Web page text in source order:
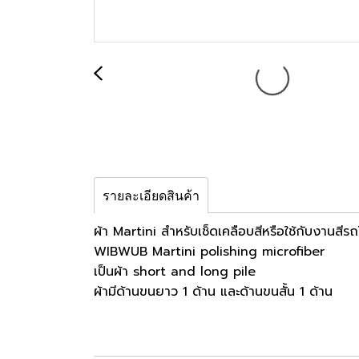
รายละเอียดสินค้า
ผ้า Martini สำหรับเช็ดเคลือบสีหรือใช้กับงานสีรถ
WIBWUB Martini polishing microfiber
เป็นผ้า short and long pile
ผ้ามีด้านขนยาว 1 ด้าน และด้านขนสั้น 1 ด้าน